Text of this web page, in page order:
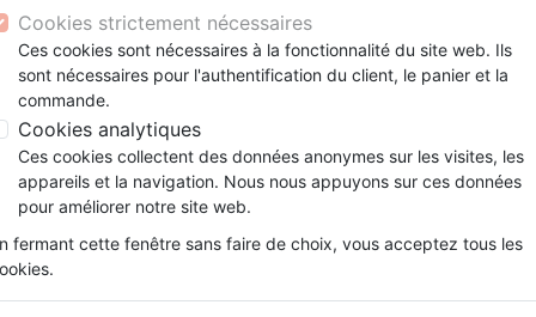
Segond 21
Segond
NEG
Famille, couple
Souffrance, Relation d'aide
Santé
Couple
Méditations
Souffrance, Relation d'aide
Psychologie
ans
Bibles jeunesse
Latino, Folk
Soul
Instrumental
Louange, Adoration
Hardrock, Métal
conférences
Documentaires, reportages
Accessoires de Bible
Papeterie
Peut-on savoir si Dieu existe? - Six
Peut-on savoir si Dieu existe?
Auteur :Garry Poole
RéférenceBLF9291 EAN9782362492914
Description
Croire en Dieu exige une bonne
Cookies strictement nécessaires
Ces cookies sont nécessaires à la fonctionnalité du site web. Ils
sont nécessaires pour l'authentification du client, le panier et la
commande.
Cookies analytiques
Ces cookies collectent des données anonymes sur les visites, les
appareils et la navigation. Nous nous appuyons sur ces données
pour améliorer notre site web.
fermant cette fenêtre sans faire de choix, vous acceptez tous les